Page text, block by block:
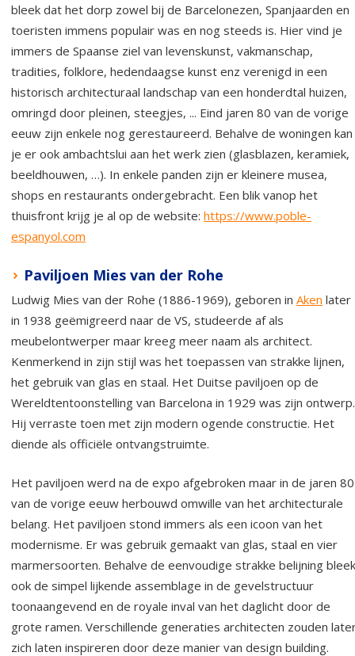
bleek dat het dorp zowel bij de Barcelonezen, Spanjaarden en
toeristen immens populair was en nog steeds is. Hier vind je
immers de Spaanse ziel van levenskunst, vakmanschap,
tradities, folklore, hedendaagse kunst enz verenigd in een
historisch architecturaal landschap van een honderdtal huizen,
omringd door pleinen, steegjes, ... Eind jaren 80 van de vorige
eeuw zijn enkele nog gerestaureerd. Behalve de woningen kan
je er ook ambachtslui aan het werk zien (glasblazen, keramiek,
beeldhouwen, …). In enkele panden zijn er kleinere musea,
shops en restaurants ondergebracht. Een blik vanop het
thuisfront krijg je al op de website: https://www.poble-
espanyol.com
Paviljoen Mies van der Rohe
Ludwig Mies van der Rohe (1886-1969), geboren in Aken later
in 1938 geëmigreerd naar de VS, studeerde af als
meubelontwerper maar kreeg meer naam als architect.
Kenmerkend in zijn stijl was het toepassen van strakke lijnen,
het gebruik van glas en staal. Het Duitse paviljoen op de
Wereldtentoonstelling van Barcelona in 1929 was zijn ontwerp.
Hij verraste toen met zijn modern ogende constructie. Het
diende als officiële ontvangstruimte.
Het paviljoen werd na de expo afgebroken maar in de jaren 80
van de vorige eeuw herbouwd omwille van het architecturale
belang. Het paviljoen stond immers als een icoon van het
modernisme. Er was gebruik gemaakt van glas, staal en vier
marmersoorten. Behalve de eenvoudige strakke belijning bleek
ook de simpel lijkende assemblage in de gevelstructuur
toonaangevend en de royale inval van het daglicht door de
grote ramen. Verschillende generaties architecten zouden
zich laten inspireren door deze manier van design building.